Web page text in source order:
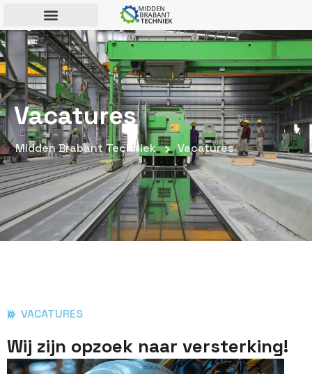
Vacatures
Midden Brabant Techniek Vacatures
VACATURES
Wij zijn opzoek naar versterking!